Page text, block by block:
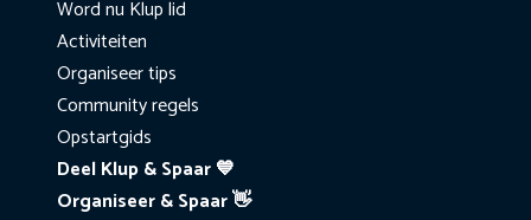
Word nu Klup lid
Activiteiten
Organiseer tips
Community regels
Opstartgids
Deel Klup & Spaar 💙
Organiseer & Spaar 👋